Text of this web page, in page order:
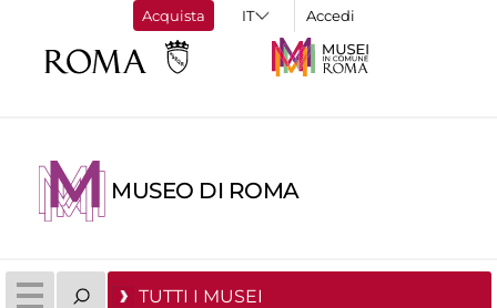
Acquista Accedi
MUSEO DI ROMA
TUTTI I MUSEI